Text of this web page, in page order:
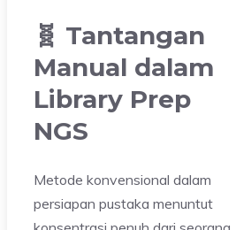
🧬 Tantangan
Manual dalam
Library Prep
NGS
Metode konvensional dalam
persiapan pustaka menuntut